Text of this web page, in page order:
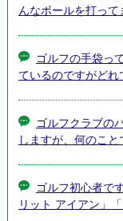
んなボールを打って
ゴルフの手袋っ
ているのですがどれ
ゴルフクラブの
しますが、何のこと
ゴルフ初心者で
リット アイアン」